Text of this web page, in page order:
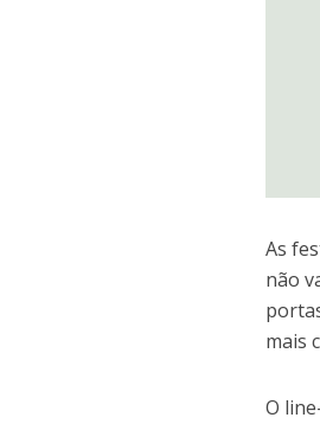
As
não
mais
O